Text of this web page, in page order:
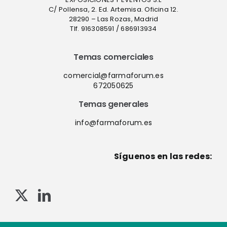
C/ Pollensa, 2. Ed. Artemisa. Oficina 12.
28290 – Las Rozas, Madrid
Tlf. 916308591 / 686913934
Temas comerciales
comercial@farmaforum.es
672050625
Temas generales
info@farmaforum.es
Síguenos en las redes: